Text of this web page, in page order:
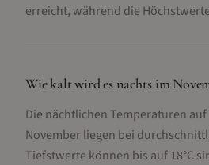
erreicht, während die
Wie kalt wird es nachts im
Die nächtlichen Temperaturen
November liegen bei
Tiefstwerte können bis auf 18°C